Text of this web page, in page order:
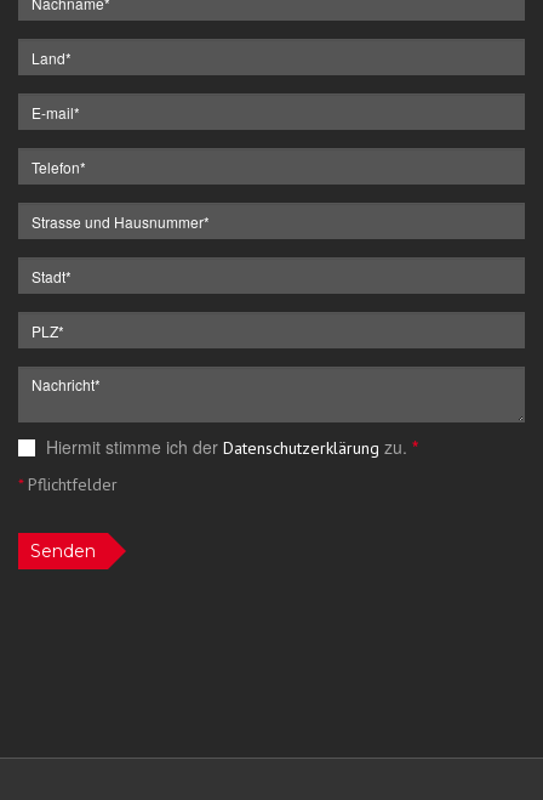
Hiermit stimme ich der Datenschutzerklärung zu. *
*Pflichtfelder
Senden